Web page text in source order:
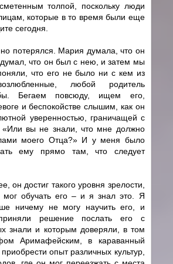
толпой, поскольку люди
которые в то время были еще
сегодня.
потерялся. Мария думала, что он
что он был с нею, и затем мы
что его не было ни с кем из
любой родитель
Бегаем повсюду, ищем его,
и беспокойстве слышим, как он
уверенностью, граничащей с
«Или вы не знали, что мне должно
моего Отца?» И у меня было
ему прямо там, что следует
он достиг такого уровня зрелости,
мог обучать его – и я знал это. Я
ничему не могу научить его, и
решение послать его с
знали и которым доверяли, в том
Аримафейским, в караванный
опыт различных культур,